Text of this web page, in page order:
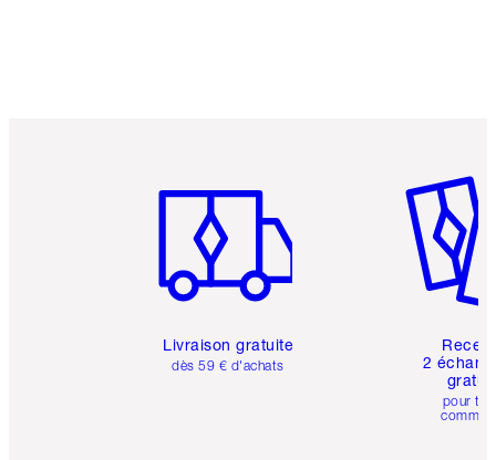
Livraison gratuite
dès 59 € d'achats
2
pour